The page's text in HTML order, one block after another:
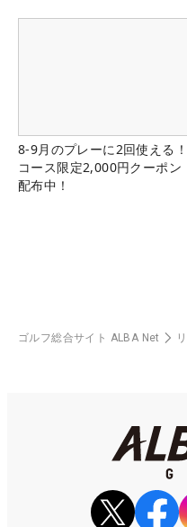
8-9月のプレーに2回使える！
コース限定2,000円クーポン
配布中！
ゴルフ総合サイト ALBA Net